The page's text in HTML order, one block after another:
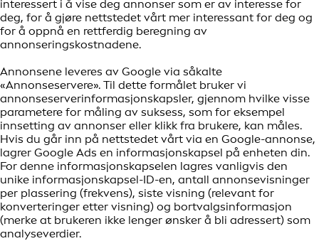
interessert i å vise deg annonser som er av interesse for
deg, for å gjøre nettstedet vårt mer interessant for deg og
for å oppnå en rettferdig beregning av
annonseringskostnadene.
Annonsene leveres av Google via såkalte
«Annonseservere». Til dette formålet bruker vi
annonseserverinformasjonskapsler, gjennom hvilke visse
parametere for måling av suksess, som for eksempel
innsetting av annonser eller klikk fra brukere, kan måles.
Hvis du går inn på nettstedet vårt via en Google-annonse,
lagrer Google Ads en informasjonskapsel på enheten din.
For denne informasjonskapselen lagres vanligvis den
unike informasjonskapsel-ID-en, antall annonsevisninger
per plassering (frekvens), siste visning (relevant for
konverteringer etter visning) og bortvalgsinformasjon
(merke at brukeren ikke lenger ønsker å bli adressert) som
analyseverdier.